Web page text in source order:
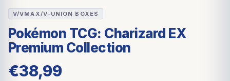
V/VMAX/V-UNION BOXES
Pokémon TCG: Charizard EX
Premium Collection
€38,99